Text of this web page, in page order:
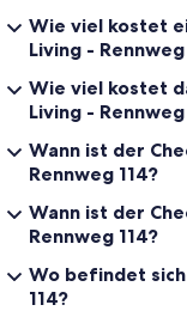
Wie viel kostet
Living - Rennweg
Wie viel kostet
Living - Rennweg
Wann ist der
Rennweg 114?
Wann ist der
Rennweg 114?
Wo befindet
114?